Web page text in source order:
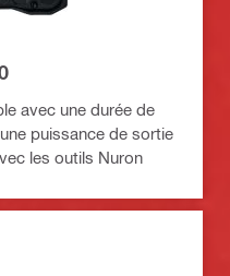
avec une durée de
puissance de sortie
les outils Nuron